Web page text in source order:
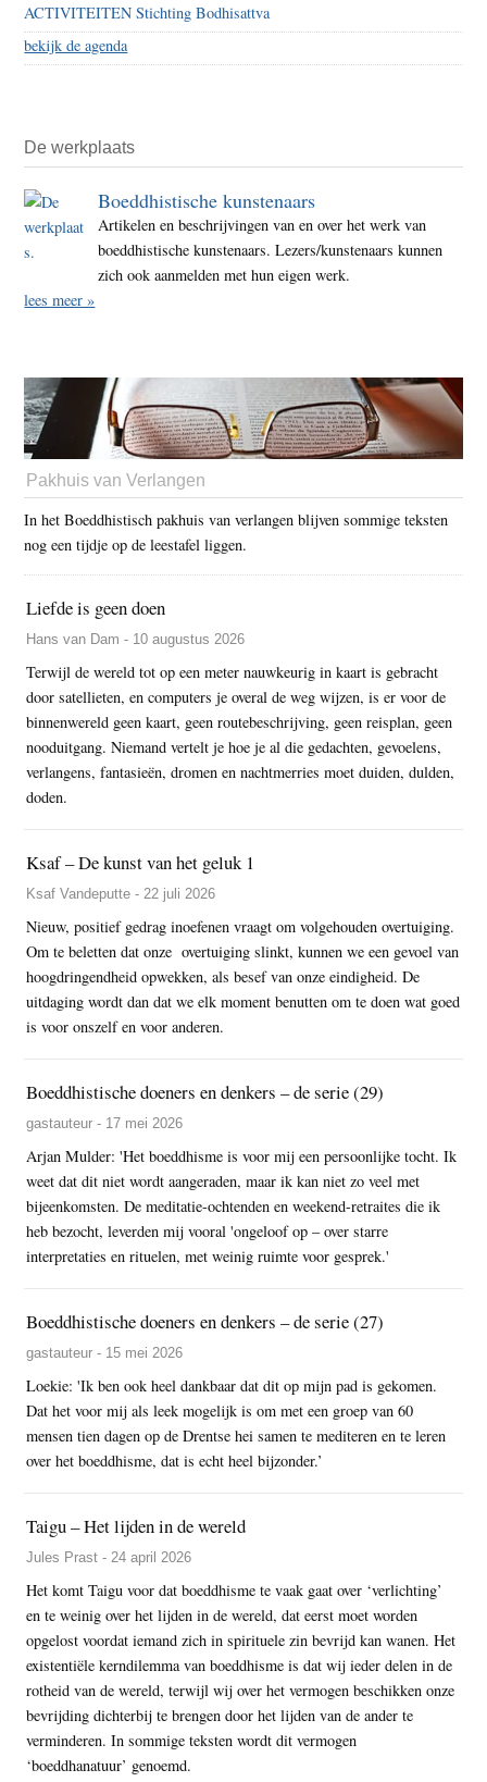
ACTIVITEITEN Stichting Bodhisattva
bekijk de agenda
De werkplaats
Boeddhistische kunstenaars
Artikelen en beschrijvingen van en over het werk van
boeddhistische kunstenaars. Lezers/kunstenaars kunnen
zich ook aanmelden met hun eigen werk.
lees meer »
Pakhuis van Verlangen
In het Boeddhistisch pakhuis van verlangen blijven sommige teksten
nog een tijdje op de leestafel liggen.
Liefde is geen doen
Hans van Dam - 10 augustus 2026
Terwijl de wereld tot op een meter nauwkeurig in kaart is gebracht
door satellieten, en computers je overal de weg wijzen, is er voor de
binnenwereld geen kaart, geen routebeschrijving, geen reisplan, geen
nooduitgang. Niemand vertelt je hoe je al die gedachten, gevoelens,
verlangens, fantasieën, dromen en nachtmerries moet duiden, dulden,
doden.
Ksaf – De kunst van het geluk 1
Ksaf Vandeputte - 22 juli 2026
Nieuw, positief gedrag inoefenen vraagt om volgehouden overtuiging.
Om te beletten dat onze overtuiging slinkt, kunnen we een gevoel van
hoogdringendheid opwekken, als besef van onze eindigheid. De
uitdaging wordt dan dat we elk moment benutten om te doen wat goed
is voor onszelf en voor anderen.
Boeddhistische doeners en denkers – de serie (29)
gastauteur - 17 mei 2026
Arjan Mulder: 'Het boeddhisme is voor mij een persoonlijke tocht. Ik
weet dat dit niet wordt aangeraden, maar ik kan niet zo veel met
bijeenkomsten. De meditatie-ochtenden en weekend-retraites die ik
heb bezocht, leverden mij vooral 'ongeloof op – over starre
interpretaties en rituelen, met weinig ruimte voor gesprek.'
Boeddhistische doeners en denkers – de serie (27)
gastauteur - 15 mei 2026
Loekie: 'Ik ben ook heel dankbaar dat dit op mijn pad is gekomen.
Dat het voor mij als leek mogelijk is om met een groep van 60
mensen tien dagen op de Drentse hei samen te mediteren en te leren
over het boeddhisme, dat is echt heel bijzonder.’
Taigu – Het lijden in de wereld
Jules Prast - 24 april 2026
Het komt Taigu voor dat boeddhisme te vaak gaat over ‘verlichting’
en te weinig over het lijden in de wereld, dat eerst moet worden
opgelost voordat iemand zich in spirituele zin bevrijd kan wanen. Het
existentiële kerndilemma van boeddhisme is dat wij ieder delen in de
rotheid van de wereld, terwijl wij over het vermogen beschikken onze
bevrijding dichterbij te brengen door het lijden van de ander te
verminderen. In sommige teksten wordt dit vermogen
‘boeddhanatuur’ genoemd.